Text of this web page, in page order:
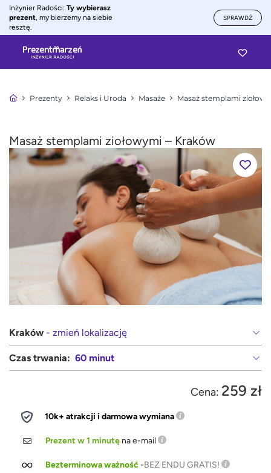
Inżynier Radości: Ty wybierasz
prezent, my bierzemy na siebie
resztę.
SPRAWDŹ
Prezenty Relaks i Uroda Masaże Masaż stemplami
Masaż stemplami ziołowymi – Kraków
Kraków - zmień lokalizację
Czas trwania: 60 minut
Cena: 259 zł
10k+ atrakcji i darmowa wymiana
Prezent w 1 minutę na e-mail
Bezterminowa ważność-BEZ ENDU GRATIS!